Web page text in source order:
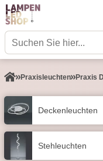
Praxisleuchten Praxis
Decken­leuchten
Stehleuchten